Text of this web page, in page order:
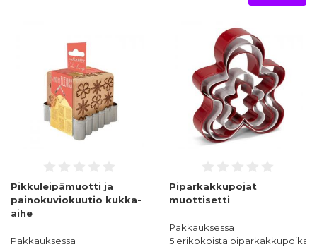
Pikkuleipämuotti ja
painokuviokuutio kukka-
aihe
Pakkauksessa
Piparkakkupojat
muottisetti
Pakkauksessa
5 erikokoista